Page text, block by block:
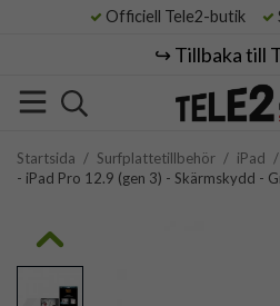
Officiell Tele2-butik
↪️ Tillbaka till
Startsida / Surfplattetillbehör / iPad /
- iPad Pro 12.9 (gen 3) - Skärmskydd -